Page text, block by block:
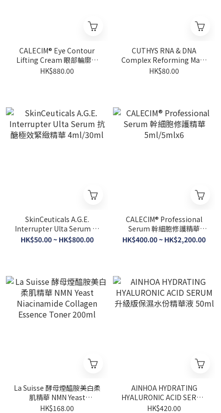
CALECIM® Eye Contour
Lifting Cream 眼部輪廓提
升霜 15ml
HK$880.00
CUTHYS RNA & DNA
Complex Reforming Mask
核酸修復面膜 1套
HK$80.00
SkinCeuticals A.G.E.
Interrupter Ulta Serum 抗
醣極效緊緻精華 4ml/30ml
HK$50.00 ~ HK$800.00
CALECIM® Professional
Serum 幹細胞修護精華
5ml/5mlx6
HK$400.00 ~ HK$2,200.00
La Suisse 酵母煙醯胺美白柔
肌精華 NMN Yeast
Niacinamide Collagen
HK$168.00
AINHOA HYDRATING
HYALURONIC ACID SERUM
升級版保濕水份精華液 50ml
HK$420.00